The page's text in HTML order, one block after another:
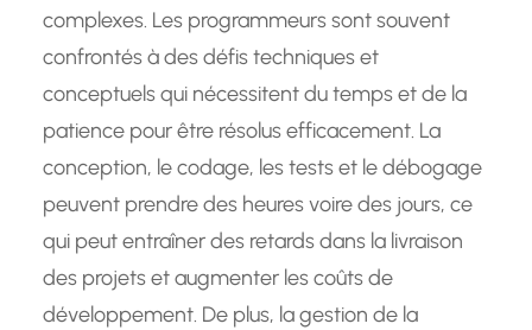
complexes. Les programmeurs sont souvent
confrontés à des défis techniques et
conceptuels qui nécessitent du temps et de la
patience pour être résolus efficacement. La
conception, le codage, les tests et le débogage
peuvent prendre des heures voire des jours, ce
qui peut entraîner des retards dans la livraison
des projets et augmenter les coûts de
développement. De plus, la gestion de la